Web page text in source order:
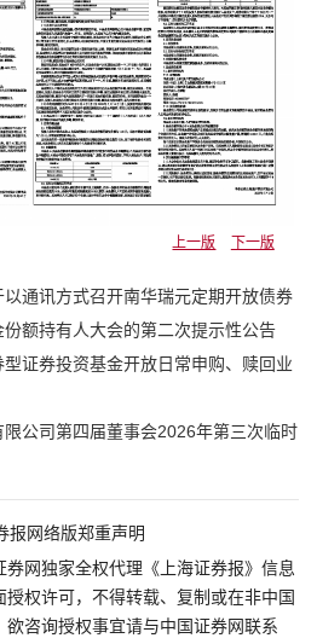
上一版 下一版
通讯方式召开南华瑞元定期开放债券
额持有人大会的第二次提示性公告
证券投资基金开放日常申购、赎回业
公司第四届董事会2026年第三次临时
报网络版郑重声明
网独家全权代理《上海证券报》信息
权许可，不得转载、复制或在非中国
咨询授权事宜请与中国证券网联系